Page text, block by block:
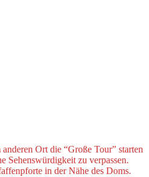
Ort die “Große Tour” starten
Sehenswürdigkeit zu verpassen.
in der Nähe des Doms.